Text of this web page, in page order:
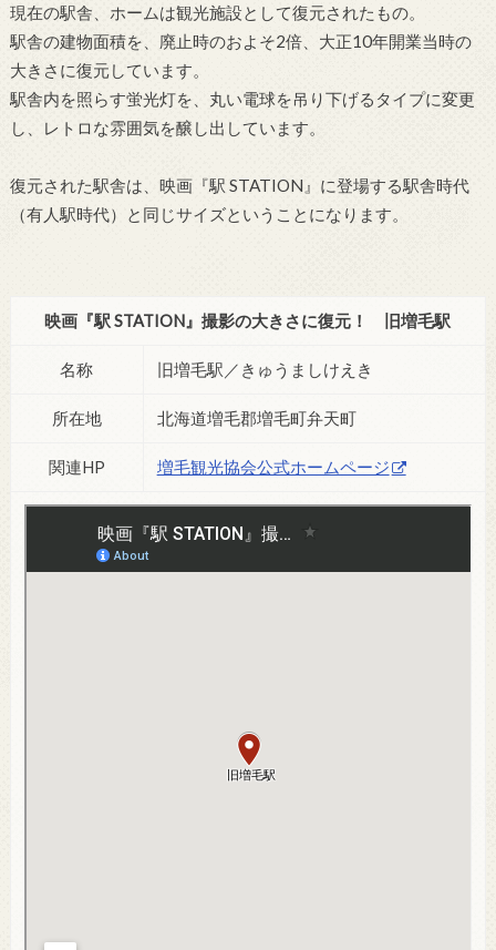
現在の駅舎、ホームは観光施設として復元されたもの。
駅舎の建物面積を、廃止時のおよそ2倍、大正10年開業当時の
大きさに復元しています。
駅舎内を照らす蛍光灯を、丸い電球を吊り下げるタイプに変更
し、レトロな雰囲気を醸し出しています。
復元された駅舎は、映画『駅 STATION』に登場する駅舎時代
（有人駅時代）と同じサイズということになります。
映画『駅 STATION』撮影の大きさに復元！ 旧増毛駅
名称 旧増毛駅／きゅうましけえき
所在地 北海道増毛郡増毛町弁天町
関連HP 増毛観光協会公式ホームページ